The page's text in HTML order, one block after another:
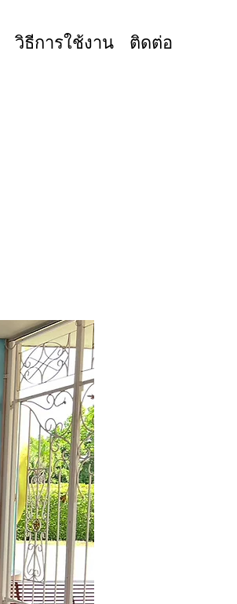
วิธีการใช้งาน ติดต่อ